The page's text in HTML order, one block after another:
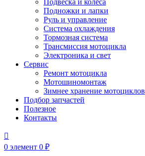
Подвеска и колёса
Подножки и лапки
Руль и управление
Система охлаждения
Тормозная система
Трансмиссия мотоцикла
Электроника и свет
Сервис
Ремонт мотоцикла
Мотошиномонтаж
Зимнее хранение мотоциклов
Подбор запчастей
Полезное
Контакты
0 элемент 0 ₽